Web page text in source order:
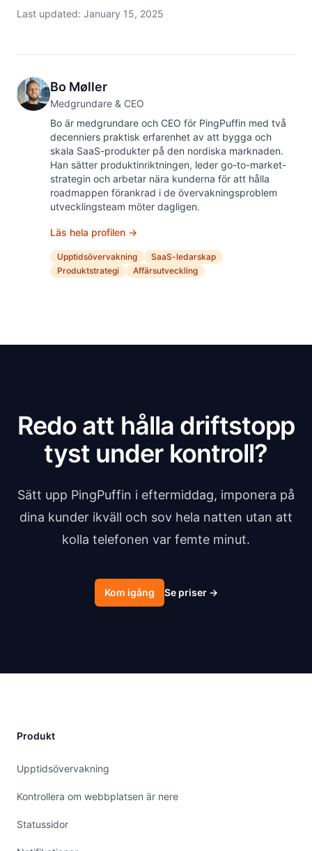
Last updated: January 15, 2025
Bo Møller
Medgrundare & CEO
Bo är medgrundare och CEO för PingPuffin med två
decenniers praktisk erfarenhet av att bygga och
skala SaaS-produkter på den nordiska marknaden.
Han sätter produktinriktningen, leder go-to-market-
strategin och arbetar nära kunderna för att hålla
roadmappen förankrad i de övervakningsproblem
utvecklingsteam möter dagligen.
Läs hela profilen →
Upptidsövervakning
SaaS-ledarskap
Produktstrategi
Affärsutveckling
Redo att hålla driftstopp
tyst under kontroll?
Sätt upp PingPuffin i eftermiddag, imponera på
dina kunder ikväll och sov hela natten utan att
kolla telefonen var femte minut.
Kom igång Se priser →
Produkt
Upptidsövervakning
Kontrollera om webbplatsen är nere
Statussidor